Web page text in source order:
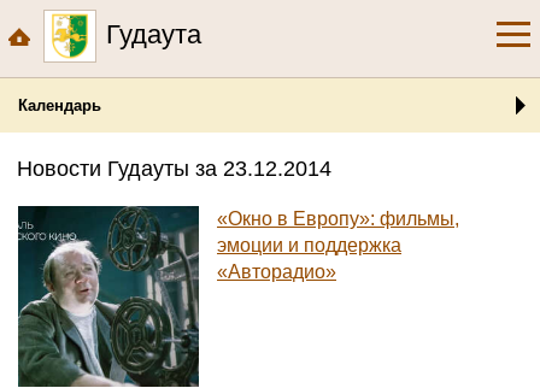
Гудаута
Календарь
Новости Гудауты за 23.12.2014
«Окно в Европу»: фильмы,
эмоции и поддержка
«Авторадио»